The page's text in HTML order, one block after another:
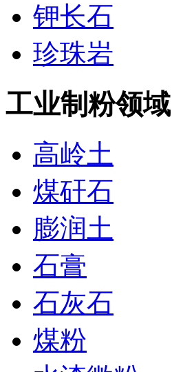
钾长石
珍珠岩
工业制粉领域
高岭土
煤矸石
膨润土
石膏
石灰石
煤粉